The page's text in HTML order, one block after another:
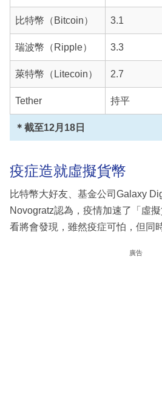
＊截至12月18日
比特幣（Bitcoin） 3.1
瑞波幣（Ripple） 3.3
萊特幣（Litecoin） 2.7
Tether 持平
疫症造就虛擬貨幣
比特幣大好友、基金公司Galaxy
Novogratz認為，疫情加速了「虛
看將會發現，雖然疫症可怕，但同
廣告